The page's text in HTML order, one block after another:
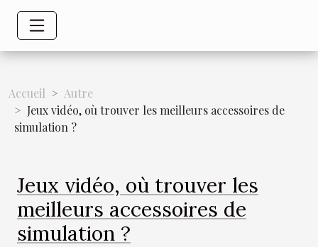
Accueil
Autre
Jeux vidéo, où trouver les meilleurs accessoires de
simulation ?
Jeux vidéo, où trouver les
meilleurs accessoires de
simulation ?